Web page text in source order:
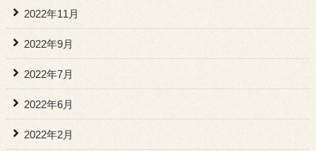
2022年11月
2022年9月
2022年7月
2022年6月
2022年2月